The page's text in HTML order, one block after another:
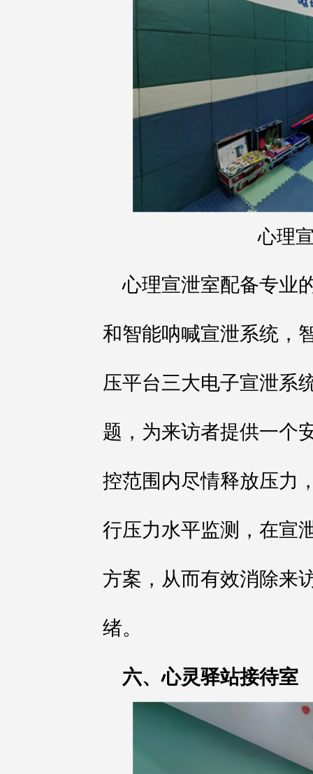
心理
心理宣泄室配备专业
和智能呐喊宣泄系统，
压平台三大电子宣泄系
题，为来访者提供一个
控范围内尽情释放压力
行压力水平监测，在宣
方案，从而有效消除来
绪。
六、心灵驿站接待室